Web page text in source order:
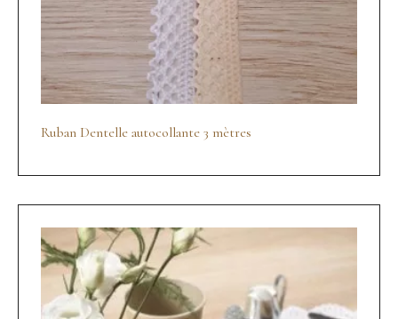
Ruban Dentelle autocollante 3 mètres